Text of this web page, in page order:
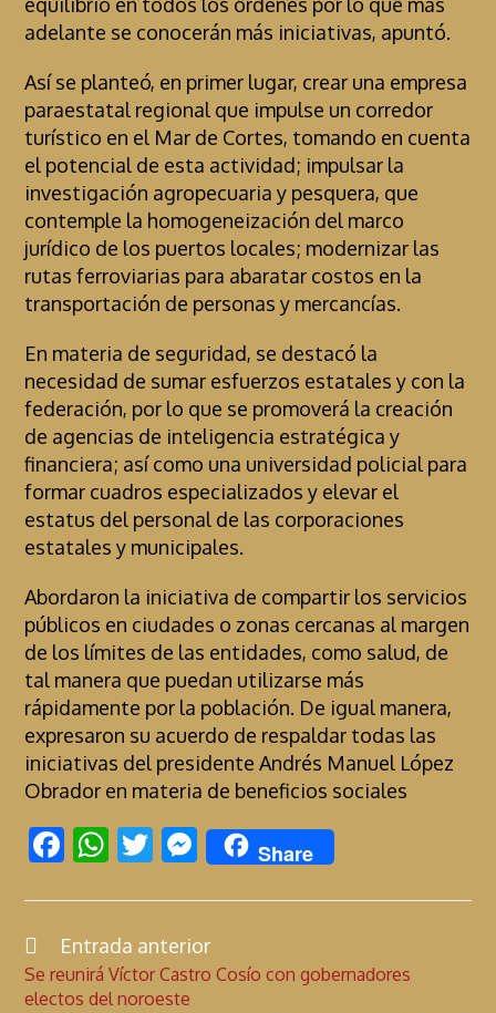
adelante se conocerán más iniciativas, apuntó.
Así se planteó, en primer lugar, crear una empresa
paraestatal regional que impulse un corredor
turístico en el Mar de Cortes, tomando en cuenta
el potencial de esta actividad; impulsar la
investigación agropecuaria y pesquera, que
contemple la homogeneización del marco
jurídico de los puertos locales; modernizar las
rutas ferroviarias para abaratar costos en la
transportación de personas y mercancías.
En materia de seguridad, se destacó la
necesidad de sumar esfuerzos estatales y con la
federación, por lo que se promoverá la creación
de agencias de inteligencia estratégica y
financiera; así como una universidad policial para
formar cuadros especializados y elevar el
estatus del personal de las corporaciones
estatales y municipales.
Abordaron la iniciativa de compartir los servicios
públicos en ciudades o zonas cercanas al margen
de los límites de las entidades, como salud, de
tal manera que puedan utilizarse más
rápidamente por la población. De igual manera,
expresaron su acuerdo de respaldar todas las
iniciativas del presidente Andrés Manuel López
Obrador en materia de beneficios sociales
F
e
b
o
W
at
s
A
T
itt
er
M
es
se
n
g
Share
C
o
Entrada anterior
Se reunirá Víctor Castro Cosío con gobernadores
electos del noroeste